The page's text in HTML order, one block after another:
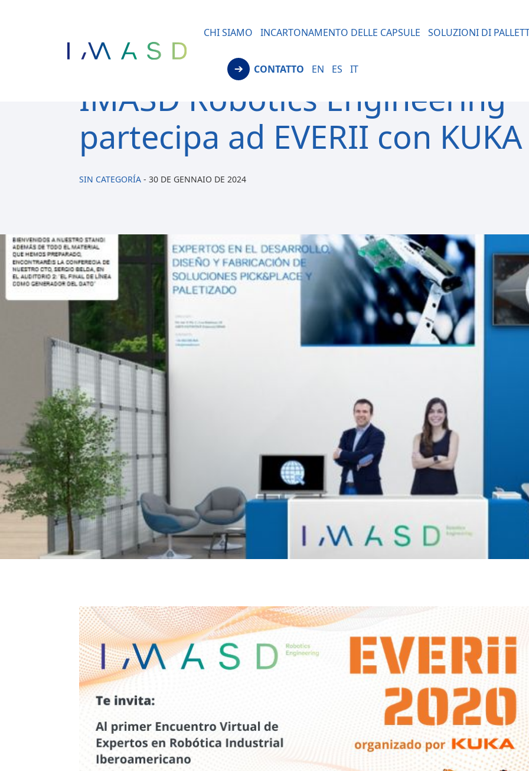
CHI SIAMO
INCARTONAMENTO DELLE CAPSULE SOLUZIONI DI
CONTATTO EN ES IT
IMASD Robotics Engineering
partecipa ad EVERII con KUKA
SIN CATEGORÍA -30 DE GENNAIO DE 2024